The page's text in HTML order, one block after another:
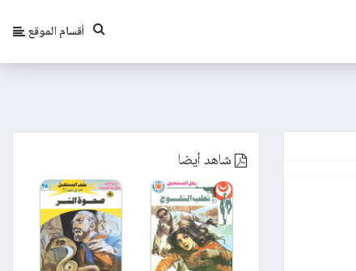
أقسام الموقع
شاهد أيضا